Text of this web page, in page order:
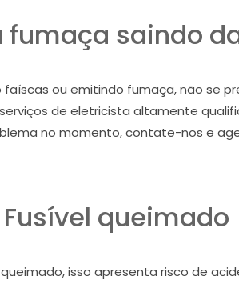
fumaça saindo
ou emitindo fumaça, não se
de eletricista altamente
no momento, contate-nos e
Fusível queimado
isso apresenta risco de